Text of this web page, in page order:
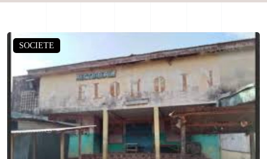
SOCIETE